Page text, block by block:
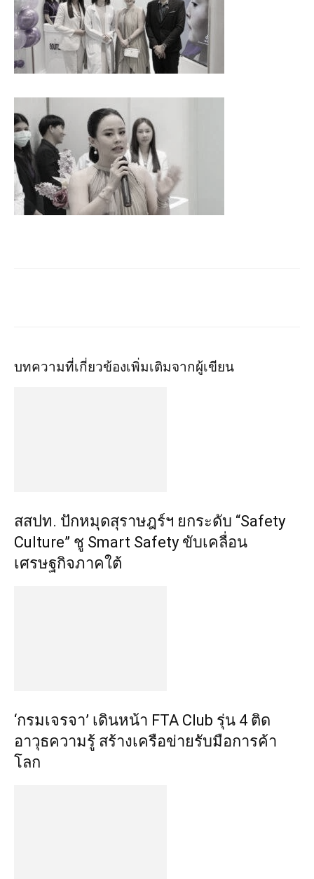
บทความที่เกี่ยวข้องเพิ่มเติมจากผู้เขียน
สสปท. ปักหมุดสุราษฎร์ฯ ยกระดับ “Safety
Culture” ชู Smart Safety ขับเคลื่อน
เศรษฐกิจภาคใต้
‘กรมเจรจา’ เดินหน้า FTA Club รุ่น 4 ติด
อาวุธความรู้ สร้างเครือข่ายรับมือการค้า
โลก